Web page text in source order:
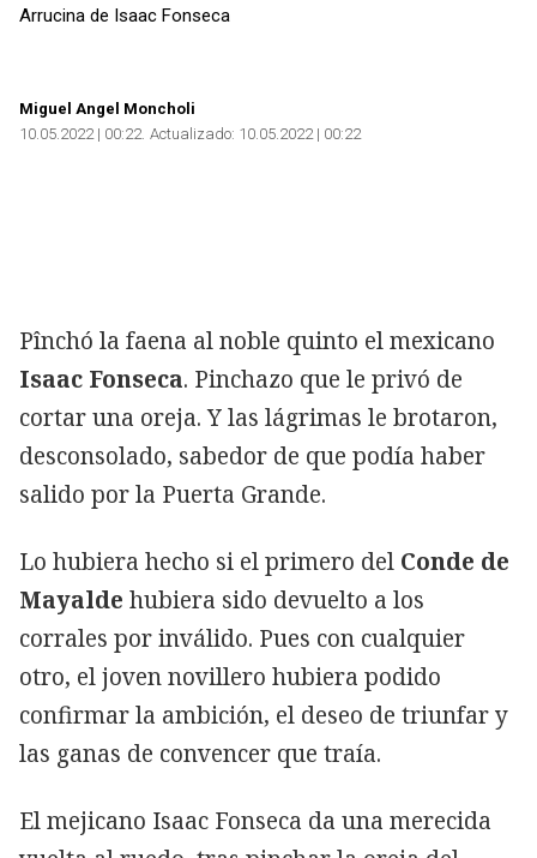
Arrucina de Isaac Fonseca
Miguel Angel Moncholi
10.05.2022 | 00:22 Actualizado: 10.05.2022 | 00:22
Pînchó la faena al noble quinto el mexicano
Isaac Fonseca. Pinchazo que le privó de
cortar una oreja. Y las lágrimas le brotaron,
desconsolado, sabedor de que podía haber
salido por la Puerta Grande.
Lo hubiera hecho si el primero del Conde de
Mayalde hubiera sido devuelto a los
corrales por inválido. Pues con cualquier
otro, el joven novillero hubiera podido
confirmar la ambición, el deseo de triunfar y
las ganas de convencer que traía.
El mejicano Isaac Fonseca da una merecida